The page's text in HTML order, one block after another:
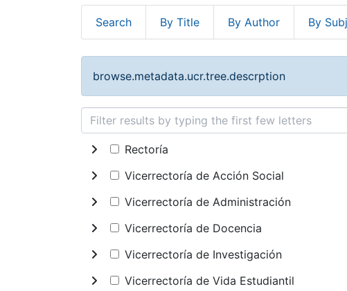
Search By Title By Author By
browse.metadata.ucr.tree.descrption
Rectoría
Vicerrectoría de Acción Social
Vicerrectoría de Administración
Vicerrectoría de Docencia
Vicerrectoría de Investigación
Vicerrectoría de Vida Estudiantil